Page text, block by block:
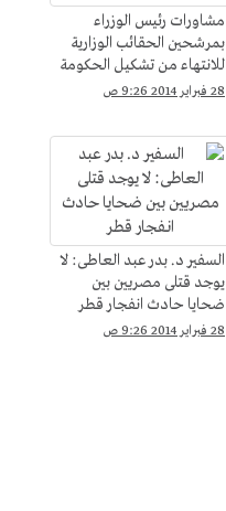
مشاورات رئيس الوزراء
بمرشحين الحقائب الوزارية
للانتهاء من تشكيل الحكومة
الجديدة
28 فبراير 2014 9:26 ص
السفير د. بدر عبد العاطى: لا
يوجد قتلى مصريين بين
ضحايا حادث انفجار قطر
28 فبراير 2014 9:26 ص